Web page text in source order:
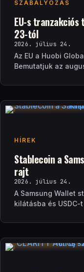
SZABÁLYOZÁS
EU-s tranzakciós
23-tól
2026. július 24.
Az EU a Huobi
Bemutatjuk az
HÍREK
Stablecoin a
rajt
2026. július 24.
A Samsung Wallet
kilátásba és